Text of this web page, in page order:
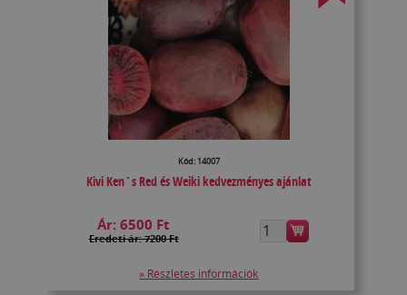
Kód: 14007
Kivi Ken`s Red és Weiki kedvezményes ajánlat
Ár:6500 Ft
Eredeti ár: 7200 Ft
» Részletes információk